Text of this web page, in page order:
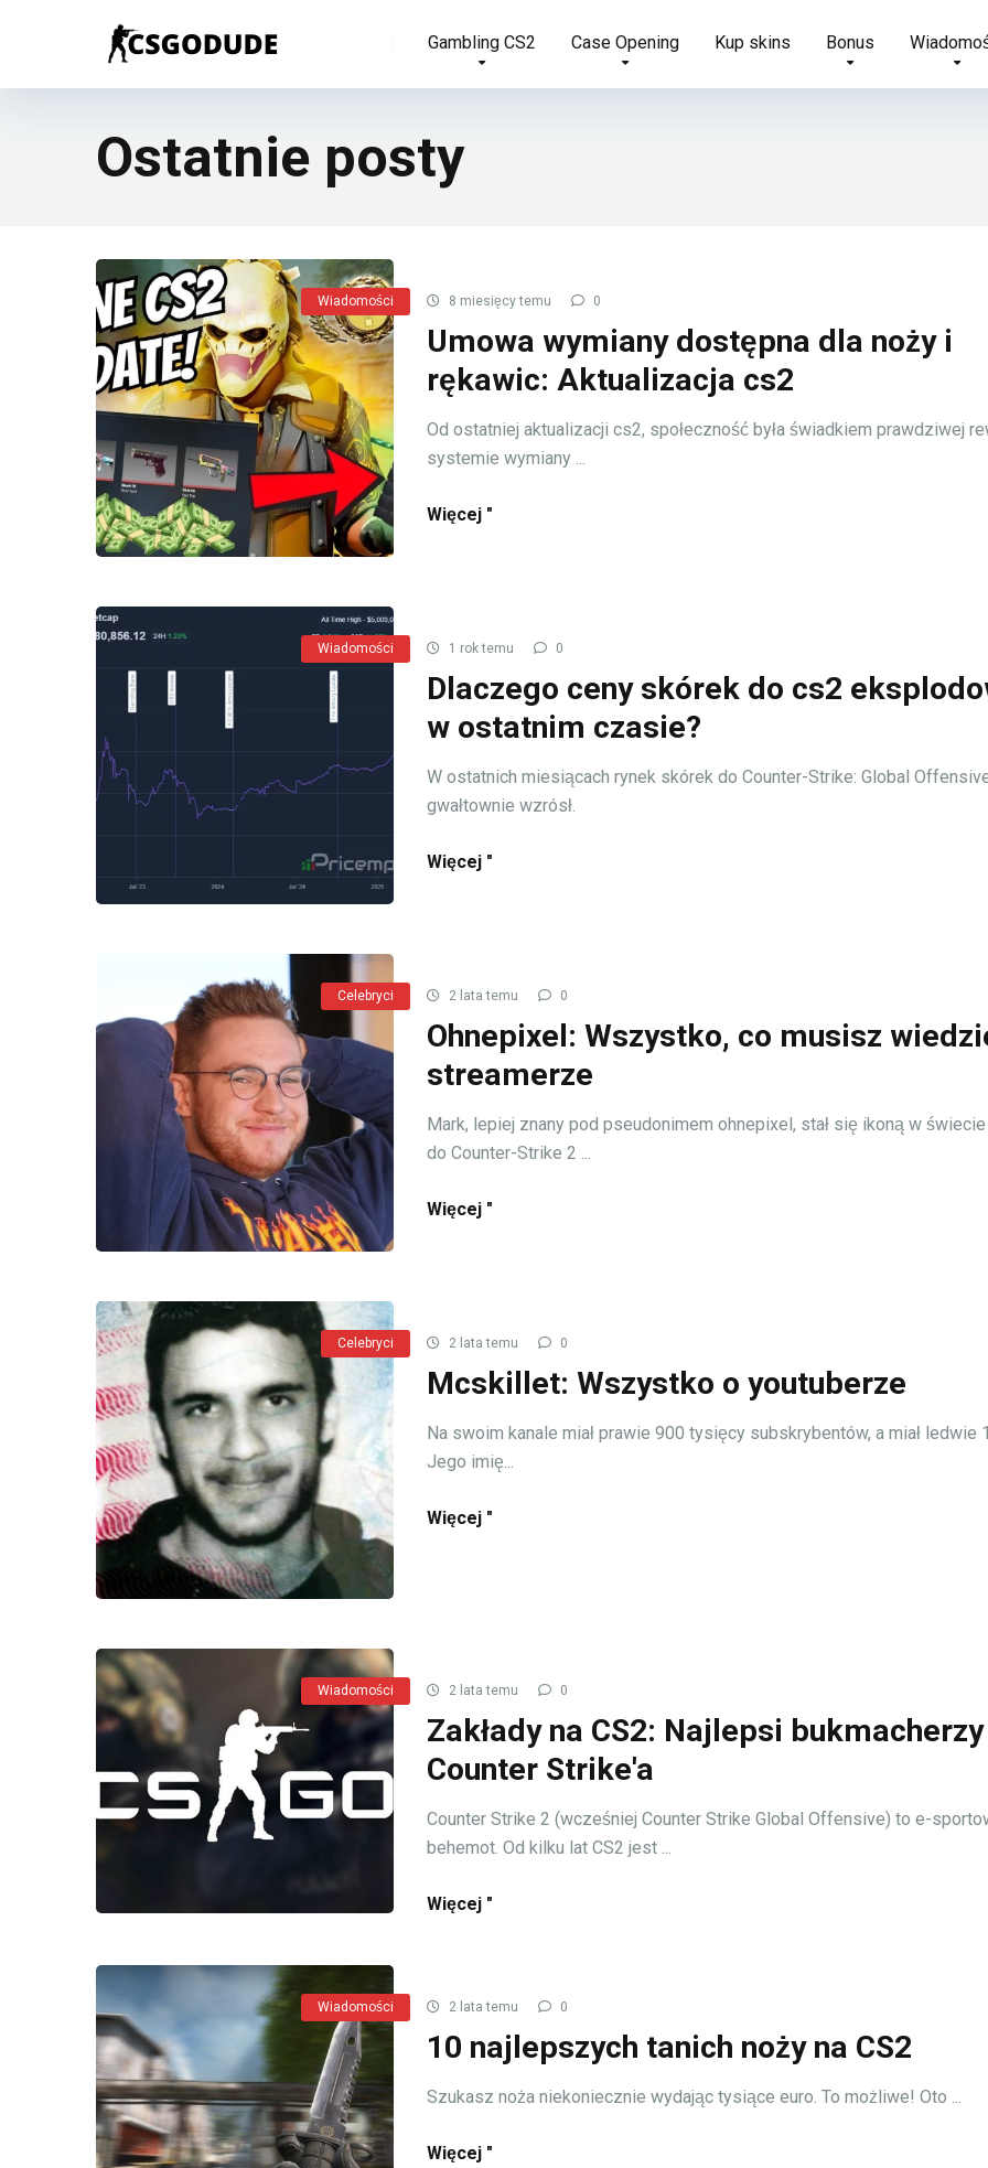
Gambling CS2 Case Opening Kup skins Bonus
Ostatnie posty
Wiadomości 8 miesięcy temu 0
Umowa wymiany dostępna dla noży i
rękawic: Aktualizacja cs2
Od ostatniej aktualizacji cs2, społeczność była świadkiem prawdziwej
systemie wymiany ...
Więcej "
Wiadomości 1 rok temu 0
Dlaczego ceny skórek do cs2
w ostatnim czasie?
W ostatnich miesiącach rynek skórek do Counter-Strike: Global
gwałtownie wzrósł.
Więcej "
Celebryci 2 lata temu 0
Ohnepixel: Wszystko, co musisz
streamerze
Mark, lepiej znany pod pseudonimem ohnepixel, stał się ikoną w
do Counter-Strike 2 ...
Więcej "
Celebryci 2 lata temu 0
Mcskillet: Wszystko o youtuberze
Na swoim kanale miał prawie 900 tysięcy subskrybentów, a miał ledwie
Jego imię...
Więcej "
Wiadomości 2 lata temu 0
Zakłady na CS2: Najlepsi bukmacherzy
Counter Strike'a
Counter Strike 2 (wcześniej Counter Strike Global Offensive) to e-
behemot. Od kilku lat CS2 jest ...
Więcej "
Wiadomości 2 lata temu 0
10 najlepszych tanich noży na CS2
Szukasz noża niekoniecznie wydając tysiące euro. To możliwe! Oto ...
Więcej "